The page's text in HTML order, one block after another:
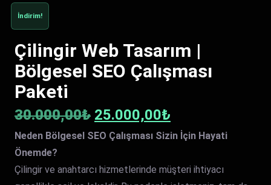
İndirim!
Çilingir Web Tasarım |
Bölgesel SEO Çalışması
Paketi
30.000,00₺ Orijinal
fiyat:
30.000,00₺.
25.000,00₺
andaki
fiyat:
Neden Bölgesel SEO Çalışması Sizin İçin Hayati
Önemde?
Çilingir ve anahtarcı hizmetlerinde müşteri ihtiyacı